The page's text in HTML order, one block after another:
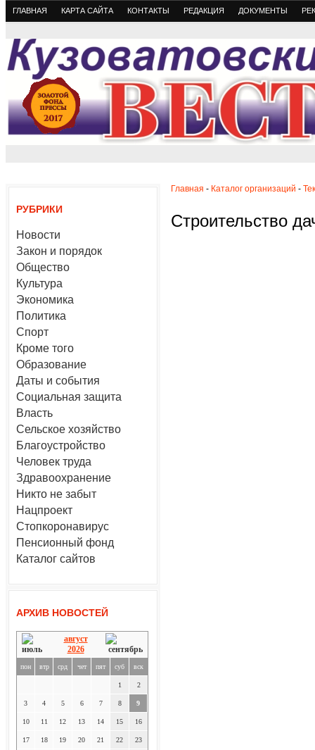
ГЛАВНАЯ КАРТА САЙТА КОНТАКТЫ РЕДАКЦИЯ ДОКУМЕНТЫ
РУБРИКИ
Новости
Закон и порядок
Общество
Культура
Экономика
Политика
Спорт
Кроме того
Образование
Даты и события
Социальная защита
Власть
Сельское хозяйство
Благоустройство
Человек труда
Здравоохранение
Никто не забыт
Нацпроект
Стопкоронавирус
Пенсионный фонд
Каталог сайтов
АРХИВ НОВОСТЕЙ
август
2026
пон втр срд чет пят суб вск
1 2
3 4 5 6 7 8 9
10 11 12 13 14 15 16
17 18 19 20 21 22 23
Главная - Каталог организаций -
Строительство